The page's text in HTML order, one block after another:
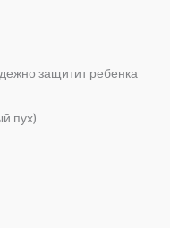
защитит ребенка
пух)